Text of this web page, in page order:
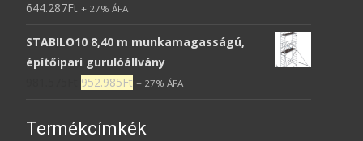
644.287Ft + 27% ÁFA
STABILO10 8,40 m munkamagasságú,
építőipari gurulóállvány
952.985Ft + 27% ÁFA
Termékcímkék